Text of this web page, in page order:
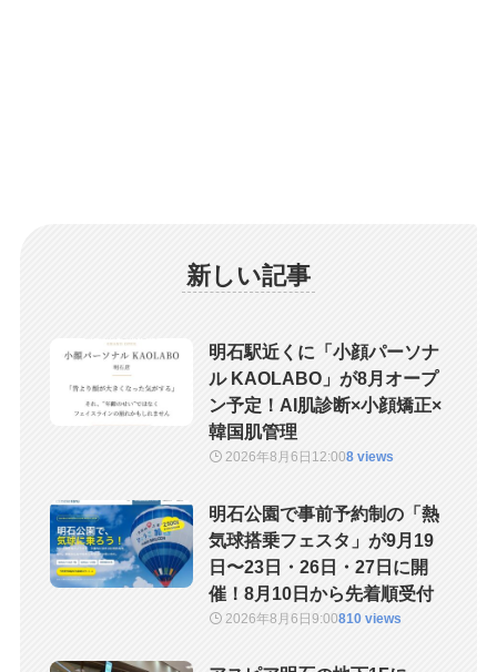
新しい記事
明石駅近くに「小顔パーソナ
ル KAOLABO」が8月オープ
ン予定！AI肌診断×小顔矯正×
韓国肌管理
2026年8月6日 12:008 views
明石公園で事前予約制の「熱
気球搭乗フェスタ」が9月19
日〜23日・26日・27日に開
催！8月10日から先着順受付
2026年8月6日 9:00810 views